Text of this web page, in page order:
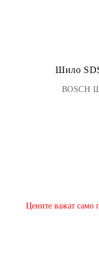
Шило
BOSCH
​Цените важат само